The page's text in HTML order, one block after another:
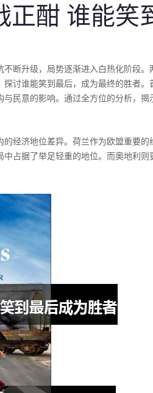
正酣 谁能笑
断升级，局势逐渐进入白热化阶段
讨谁能笑到最后，成为最终的胜者
民意的影响。通过全方位的分析，
经济地位差异。荷兰作为欧盟重要
占据了举足轻重的地位。而奥地利